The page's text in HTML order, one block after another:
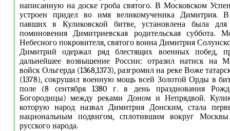
написанную на доске гроба святого. В Московском
устроен придел во имя великомученика Димитрия.
павших в Куликовской битве, установлена была для
поминовения Димитриевская родительская суббота.
Небесного покровителя, святого воина Димитрия
Димитрий одержал ряд блестящих военных побед,
дальнейшее возвышение России: отразил натиск на
войск Ольгерда (1368,1373), разгромил на реке Воже
(1378), сокрушил военную мощь всей Золотой Орды в
поле (8 сентября 1380 г. в день празднования
Богородицы) между реками Доном и Непрядвой.
которую народ назвал Димитрия Донским, стала
национальным подвигом, сплотившим вокруг
русского народа.